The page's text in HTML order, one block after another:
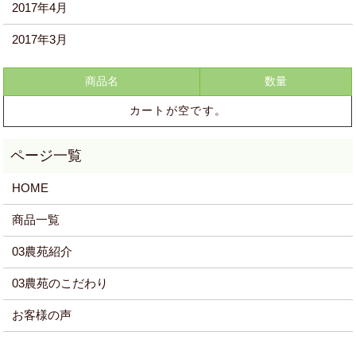
2017年4月
2017年3月
商品名 数量
カートが空です。
HOME
商品一覧
03農苑紹介
03農苑のこだわり
お客様の声